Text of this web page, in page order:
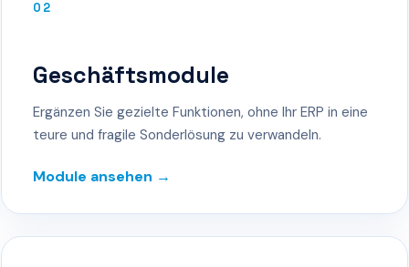
02
Geschäftsmodule
Ergänzen Sie gezielte Funktionen, ohne Ihr ERP in eine
teure und fragile Sonderlösung zu verwandeln.
Module ansehen →